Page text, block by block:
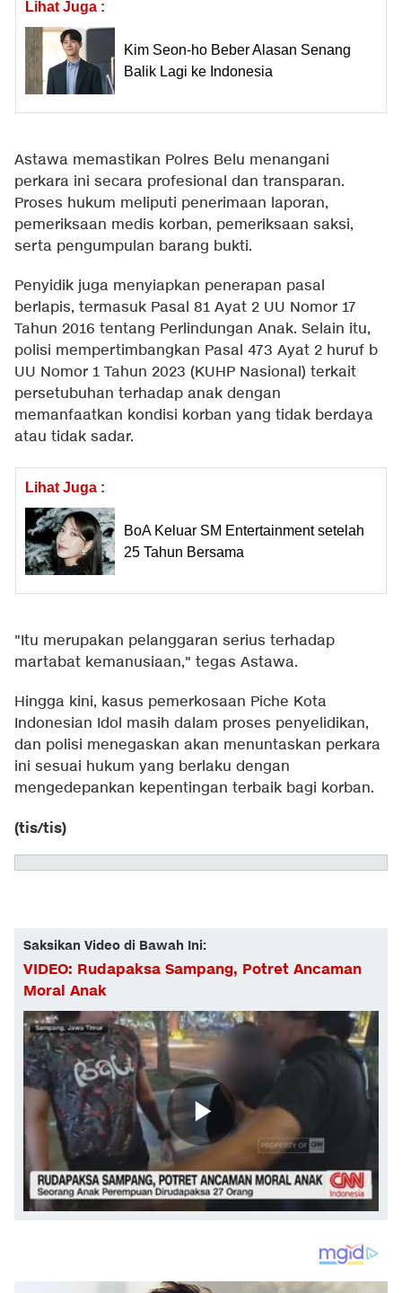
Lihat Juga :
Kim Seon-ho Beber Alasan Senang
Balik Lagi ke Indonesia
Astawa memastikan Polres Belu menangani
perkara ini secara profesional dan transparan.
Proses hukum meliputi penerimaan laporan,
pemeriksaan medis korban, pemeriksaan saksi,
serta pengumpulan barang bukti.
Penyidik juga menyiapkan penerapan pasal
berlapis, termasuk Pasal 81 Ayat 2 UU Nomor 17
Tahun 2016 tentang Perlindungan Anak. Selain itu,
polisi mempertimbangkan Pasal 473 Ayat 2 huruf b
UU Nomor 1 Tahun 2023 (KUHP Nasional) terkait
persetubuhan terhadap anak dengan
memanfaatkan kondisi korban yang tidak berdaya
atau tidak sadar.
Lihat Juga :
BoA Keluar SM Entertainment setelah
25 Tahun Bersama
"Itu merupakan pelanggaran serius terhadap
martabat kemanusiaan," tegas Astawa.
Hingga kini, kasus pemerkosaan Piche Kota
Indonesian Idol masih dalam proses penyelidikan,
dan polisi menegaskan akan menuntaskan perkara
ini sesuai hukum yang berlaku dengan
mengedepankan kepentingan terbaik bagi korban.
(tis/tis)
Saksikan Video di Bawah Ini:
VIDEO: Rudapaksa Sampang, Potret Ancaman
Moral Anak